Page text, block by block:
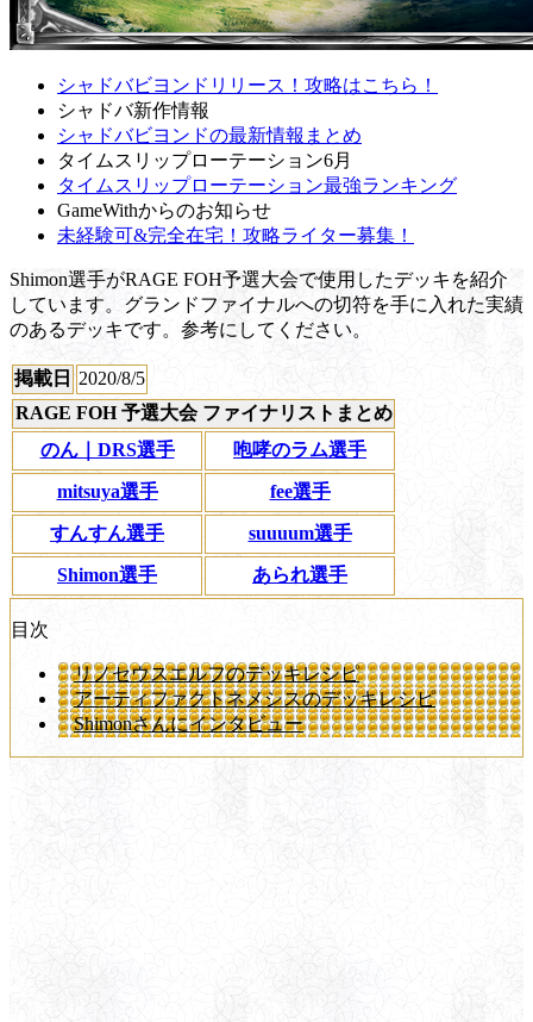
シャドバビヨンドリリース！攻略はこちら！
シャドバ新作情報
シャドバビヨンドの最新情報まとめ
タイムスリップローテーション6月
タイムスリップローテーション最強ランキング
GameWithからのお知らせ
未経験可&完全在宅！攻略ライター募集！
Shimon選手がRAGE FOH予選大会で使用したデッキを紹介
しています。グランドファイナルへの切符を手に入れた実績
のあるデッキです。参考にしてください。
掲載日
2020/8/5
RAGE FOH 予選大会 ファイナリストまとめ
のん｜DRS選手
咆哮のラム選手
mitsuya選手 fee選手
すんすん選手 suuuum選手
Shimon選手 あられ選手
目次
リノセウスエルフのデッキレシピ
アーティファクトネメシスのデッキレシピ
Shimonさんにインタビュー